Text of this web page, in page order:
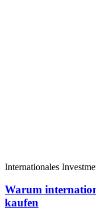
Internationales
Warum
kaufen